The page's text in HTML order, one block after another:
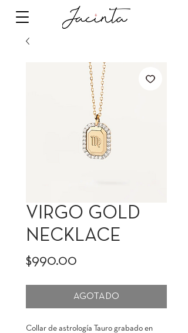
VIRGO GOLD
NECKLACE
$990.00
AGOTADO
Collar de astrología Tauro grabado en